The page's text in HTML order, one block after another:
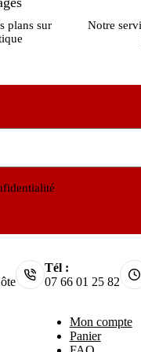
plans sur
Notre
Tél :
07 66 01 25 82
Mon compte
Panier